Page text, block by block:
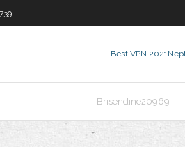
Best VPN 2021
Brisendine20969